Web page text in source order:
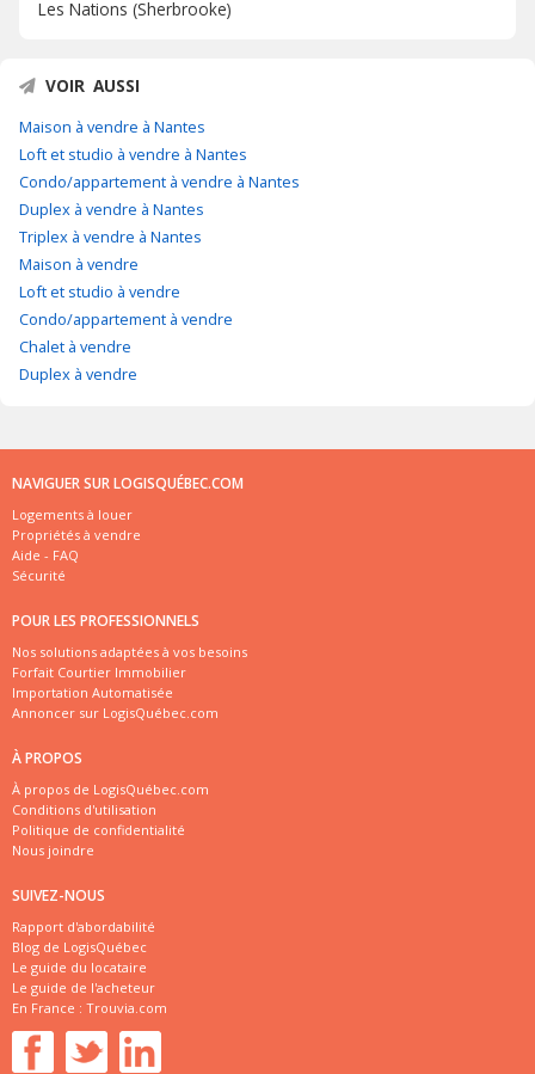
Les Nations (Sherbrooke)
VOIR AUSSI
Maison à vendre à Nantes
Loft et studio à vendre à Nantes
Condo/appartement à vendre à Nantes
Duplex à vendre à Nantes
Triplex à vendre à Nantes
Maison à vendre
Loft et studio à vendre
Condo/appartement à vendre
Chalet à vendre
Duplex à vendre
NAVIGUER SUR LOGISQUÉBEC.COM
Logements à louer
Propriétés à vendre
Aide - FAQ
Sécurité
POUR LES PROFESSIONNELS
Nos solutions adaptées à vos besoins
Forfait Courtier Immobilier
Importation Automatisée
Annoncer sur LogisQuébec.com
À PROPOS
À propos de LogisQuébec.com
Conditions d'utilisation
Politique de confidentialité
Nous joindre
SUIVEZ-NOUS
Rapport d'abordabilité
Blog de LogisQuébec
Le guide du locataire
Le guide de l'acheteur
En France : Trouvia.com